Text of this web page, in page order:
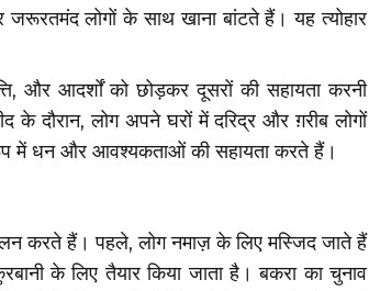
लोगों के साथ खाना बांटते हैं। यह त्योहार
और आदर्शों को छोड़कर दूसरों की सहायता करनी
के दौरान, लोग अपने घरों में दरिद्र और ग़रीब लोगों
में धन और आवश्यकताओं की सहायता करते हैं।
करते हैं। पहले, लोग नमाज़ के लिए मस्जिद जाते हैं
के लिए तैयार किया जाता है। बकरा का चुनाव